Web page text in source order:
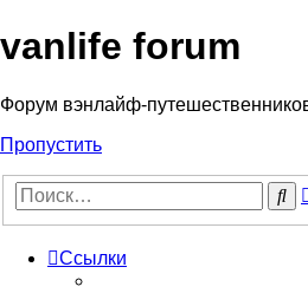
vanlife forum
Форум вэнлайф-
Пропустить
Ссылки